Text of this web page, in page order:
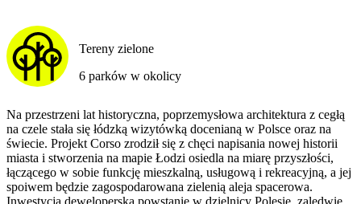
Tereny zielone
6 parków w okolicy
Na przestrzeni lat historyczna, poprzemysłowa architektura z cegłą
na czele stała się łódzką wizytówką docenianą w Polsce oraz na
świecie. Projekt Corso zrodził się z chęci napisania nowej historii
miasta i stworzenia na mapie Łodzi osiedla na miarę przyszłości,
łączącego w sobie funkcję mieszkalną, usługową i rekreacyjną, a jej
spoiwem będzie zagospodarowana zielenią aleja spacerowa.
Inwestycja deweloperska powstanie w dzielnicy Polesie, zaledwie